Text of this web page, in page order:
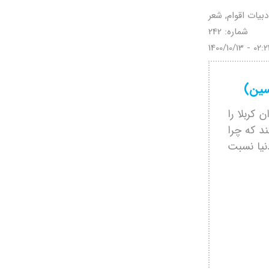
اقوام, شعر
شماره: 242
1400/10/13 -
را
كه چرا
نسبت